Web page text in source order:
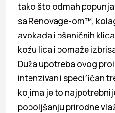
tako što odmah
sa Renovage-om™,
avokada i pšeničnih
kožu lica i pomaže
Duža upotreba ovog
intenzivan i specifičan
kojima je to
poboljšanju prirodne